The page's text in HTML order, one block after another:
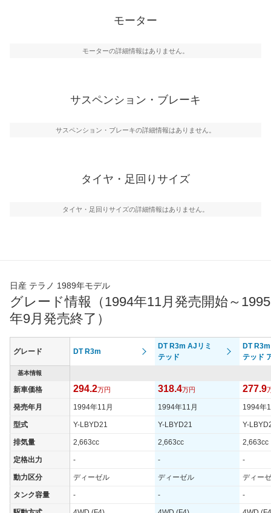
モーター
モーターの詳細情報はありません。
サスペンション・ブレーキ
サスペンション・ブレーキの詳細情報はありません。
タイヤ・足回りサイズ
タイヤ・足回りサイズの詳細情報はありません。
日産 テラノ 1989年モデル
グレード情報（1994年11月発売開始～1995
年9月発売終了）
グレード DT R3m
DT R3m AJリミ
テッド
DT
テッド
基本情報
新車価格 294.2万円 318.4万円 277.9
発売年月 1994年11月 1994年11月 1994年
型式 Y-LBYD21 Y-LBYD21 Y-
排気量 2,663cc 2,663cc 2,663cc
定格出力 - - -
動力区分 ディーゼル ディーゼル ディー
タンク容量 - - -